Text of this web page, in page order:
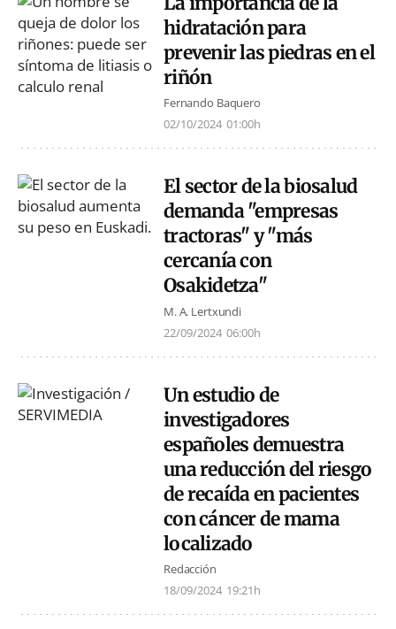
hidratación para
prevenir las piedras en el
riñón
Fernando Baquero
02/10/2024 01:00h
El sector de la biosalud
demanda "empresas
tractoras" y "más
cercanía con
Osakidetza"
M. A. Lertxundi
22/09/2024 06:00h
Un estudio de
investigadores
españoles demuestra
una reducción del riesgo
de recaída en pacientes
con cáncer de mama
localizado
Redacción
18/09/2024 19:21h